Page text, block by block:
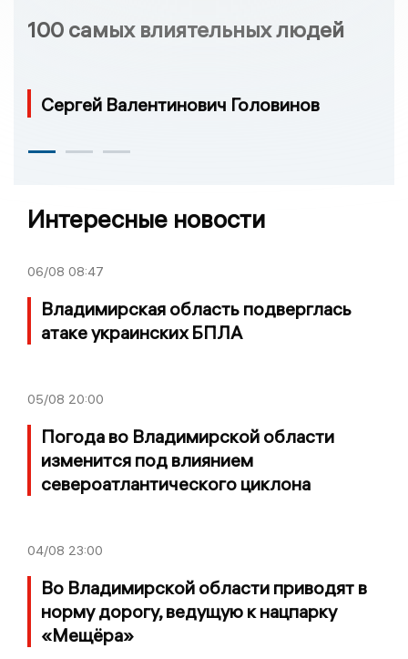
100 самых влиятельных людей
Сергей Валентинович Головинов
Интересные новости
06/08 08:47
Владимирская область подверглась
атаке украинских БПЛА
05/08 20:00
Погода во Владимирской области
изменится под влиянием
североатлантического циклона
04/08 23:00
Во Владимирской области приводят в
норму дорогу, ведущую к нацпарку
«Мещёра»